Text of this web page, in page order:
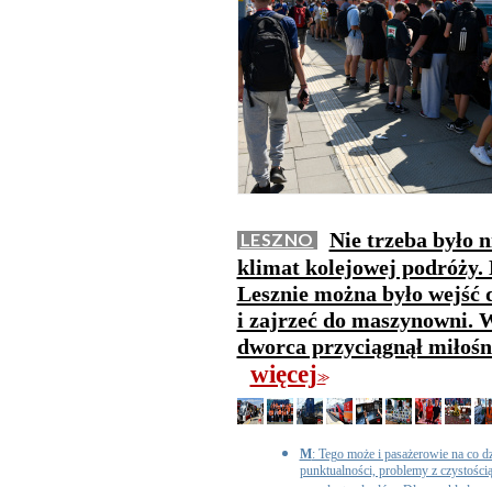
LESZNO
Nie trzeba było
klimat kolejowej podróży.
Lesznie można było
i zajrzeć do maszynowni.
dworca przyciągnął
więcej>>
M: Tego może i pasażerowie na co
punktualności, problemy z